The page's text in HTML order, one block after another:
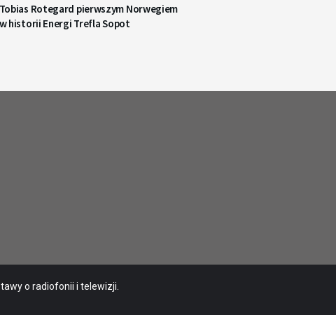
Tobias Rotegard pierwszym Norwegiem
w historii Energi Trefla Sopot
o radiofonii i telewizji.